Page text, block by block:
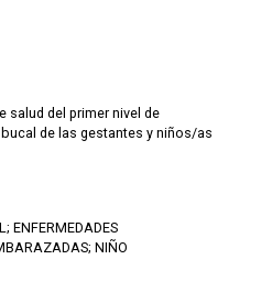
salud del primer nivel de
de las gestantes y niños/as
ENFERMEDADES
NIÑO